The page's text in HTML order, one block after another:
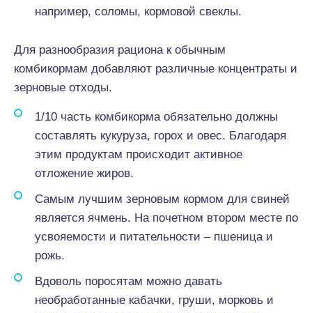
например, соломы, кормовой свеклы.
Для разнообразия рациона к обычным
комбикормам добавляют различные концентраты и
зерновые отходы.
1/10 часть комбикорма обязательно должны
составлять кукуруза, горох и овес. Благодаря
этим продуктам происходит активное
отложение жиров.
Самым лучшим зерновым кормом для свиней
является ячмень. На почетном втором месте по
усвояемости и питательности – пшеница и
рожь.
Вдоволь поросятам можно давать
необработанные кабачки, груши, морковь и